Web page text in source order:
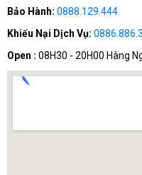
Tổng quan
vượt trội và khả năng
Bảo Hành: 0888.129.444
Khiếu Nại Dịch Vụ:
Open : 08H30 - 20H00 Hàng